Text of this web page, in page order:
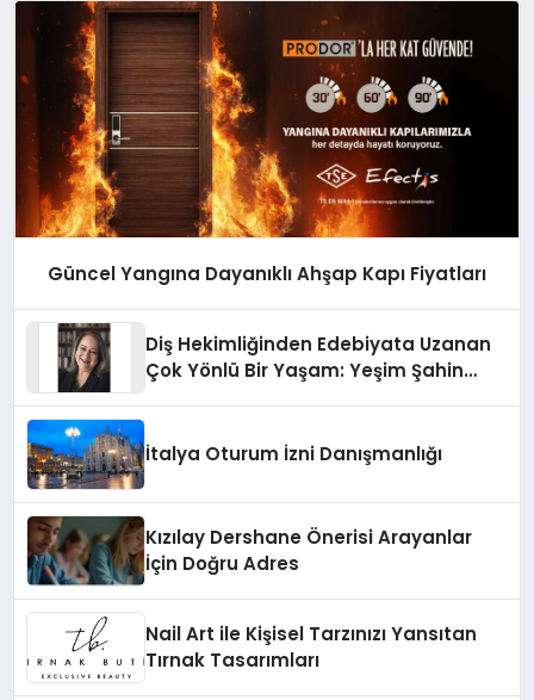
Güncel Yangına Dayanıklı Ahşap Kapı Fiyatları
Diş Hekimliğinden Edebiyata Uzanan
Çok Yönlü Bir Yaşam: Yeşim Şahin
İtalya Oturum İzni Danışmanlığı
Kızılay Dershane Önerisi Arayanlar
İçin Doğru Adres
Nail Art ile Kişisel Tarzınızı Yansıtan
Tırnak Tasarımları